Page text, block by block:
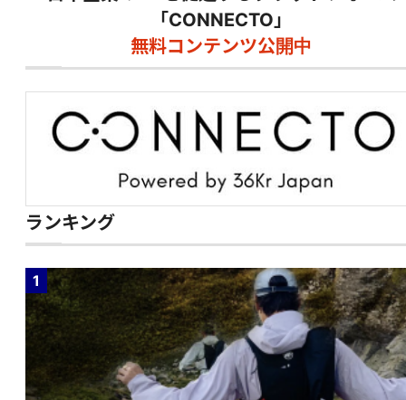
「CONNECTO」
無料コンテンツ公開中
ランキング
1